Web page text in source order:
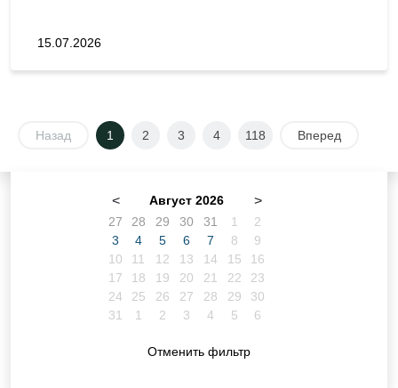
15.07.2026
Назад 1 2 3 4 118 Вперед
< Август 2026 >
27 28 29 30 31 1
2
3
4 5 6 7 8
9
10
11 12 13 14 15
16
17
18 19 20 21 22
23
24
25 26 27 28 29
30
31
1 2 3 4 5 6
Отменить фильтр